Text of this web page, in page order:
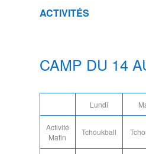
ACTIVITÉS
CAMP DU 14
Lundi
Activité
Matin
Tchoukball